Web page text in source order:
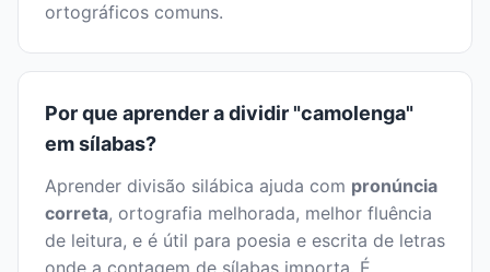
ortográficos comuns.
Por que aprender a dividir "camolenga"
em sílabas?
Aprender divisão silábica ajuda com pronúncia
correta, ortografia melhorada, melhor fluência
de leitura, e é útil para poesia e escrita de letras